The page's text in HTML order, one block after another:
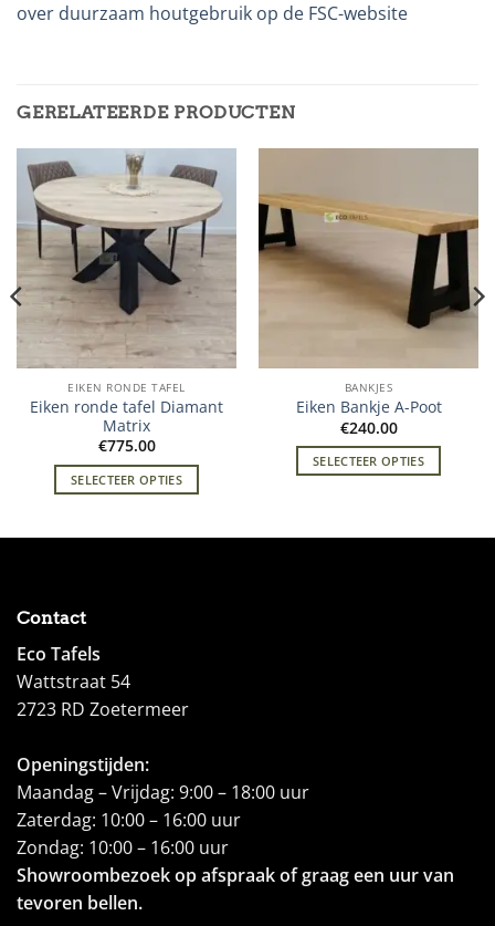
over duurzaam houtgebruik op de FSC-website
GERELATEERDE PRODUCTEN
EIKEN RONDE TAFEL
Eiken ronde tafel Diamant
Matrix
€775.00
SELECTEER OPTIES
BANKJES
Eiken Bankje A-Poot
€240.00
SELECTEER OPTIES
Contact
Eco Tafels
Wattstraat 54
2723 RD Zoetermeer
Openingstijden:
Maandag – Vrijdag: 9:00 – 18:00 uur
Zaterdag: 10:00 – 16:00 uur
Zondag: 10:00 – 16:00 uur
Showroombezoek op afspraak of graag een uur van
tevoren bellen.